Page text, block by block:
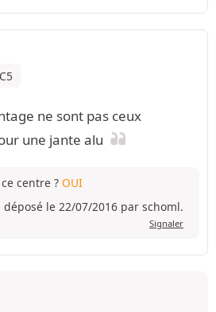
ne sont pas ceux
une jante alu
centre ? OUI
déposé le 22/07/2016 par schoml.
Signaler